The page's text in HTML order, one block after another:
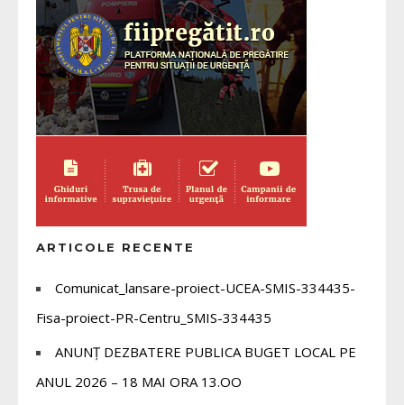
ARTICOLE RECENTE
Comunicat_lansare-proiect-UCEA-SMIS-334435-
Fisa-proiect-PR-Centru_SMIS-334435
ANUNȚ DEZBATERE PUBLICA BUGET LOCAL PE
ANUL 2026 – 18 MAI ORA 13.OO